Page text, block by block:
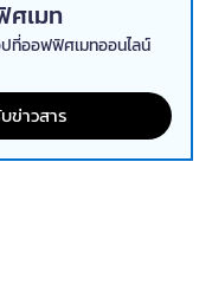
อย่างมีประสิทธิภาพ
ารเคมี
ลิ่นไม่พึงประสงค์ ควันบุหรี่
อสีทาบ้าน แผ่นฟอกอากาศ
ต้องการระบายกลิ่นอับชื้น
งจร
มบัติของ HEPA และ
ง กลิ่น และสารเคมีได้
บการใช้งานทั่วไปในบ้าน
ศเมท
ที่ออฟฟิศเมทออนไลน์
ข่าวสาร